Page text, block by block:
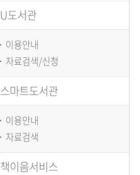
U도서관
이용안내
자료검색/신청
스마트도서관
이용안내
자료검색
책이음서비스